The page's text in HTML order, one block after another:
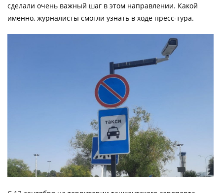
сделали очень важный шаг в этом направлении. Какой
именно, журналисты смогли узнать в ходе пресс-тура.